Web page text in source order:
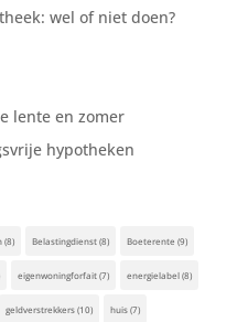
wel of niet doen?
lente en zomer
hypotheken
(8) Belastingdienst(8) Boeterente (9)
eigenwoningforfait(7) energielabel(8)
geldverstrekkers(10) huis(7)